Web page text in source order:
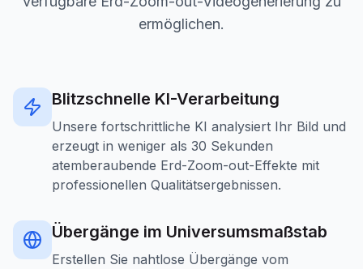
ermöglichen.
Blitzschnelle KI-Verarbeitung
Unsere fortschrittliche KI analysiert Ihr Bild und
erzeugt in weniger als 30 Sekunden
atemberaubende Erd-Zoom-out-Effekte mit
professionellen Qualitätsergebnissen.
Übergänge im Universumsmaßstab
Erstellen Sie nahtlose Übergänge vom